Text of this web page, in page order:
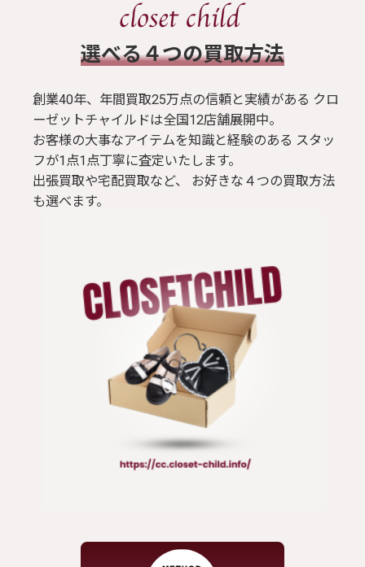
​選べる４つの買取方法
創業40年、年間買取25万点の信頼と実績がある クロ
ーゼットチャイルドは全国12店舗展開中。
お客様の大事なアイテムを知識と経験のある スタッ
フが1点1点丁寧に査定いたします。
出張買取や宅配買取など、 お好きな４つの買取方法
も選べます。